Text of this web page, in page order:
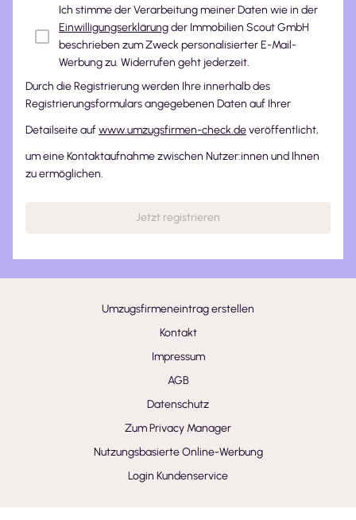
Ich stimme der Verarbeitung meiner Daten wie in der
Einwilligungserklärungder Immobilien Scout GmbH
beschrieben zum Zweck personalisierter E-Mail-
Werbung zu. Widerrufen geht jederzeit.
Durch die Registrierung werden Ihre innerhalb des
Registrierungsformulars angegebenen Daten auf Ihrer
Detailseite aufwww.umzugsfirmen-check.deveröffentlicht,
um eine Kontaktaufnahme zwischen Nutzer:innen und Ihnen
zu ermöglichen.
Jetzt registrieren
Umzugsfirmeneintrag erstellen
Kontakt
Impressum
AGB
Datenschutz
Zum Privacy Manager
Nutzungsbasierte Online-Werbung
Login Kundenservice